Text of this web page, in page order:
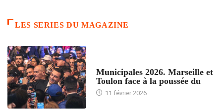
LES SERIES DU MAGAZINE
Municipales 2026. Marseille et
Toulon face à la poussée du
11 février 2026